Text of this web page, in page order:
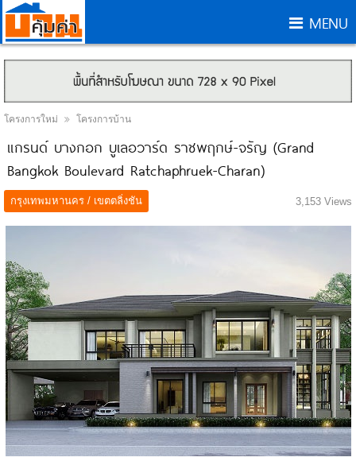
MENU
โครงการใหม่ โครงการบ้าน
แกรนด์ บางกอก บูเลอวาร์ด ราชพฤกษ์-จรัญ (Grand
Bangkok Boulevard Ratchaphruek-Charan)
กรุงเทพมหานคร / เขตตลิ่งชัน 3,153 Views